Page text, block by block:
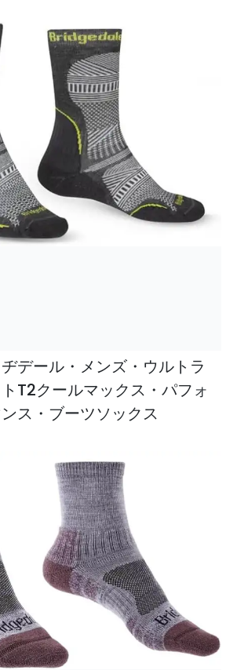
デール・メンズ・ウルトラ
T2クールマックス・パフォ
ス・ブーツソックス